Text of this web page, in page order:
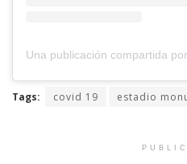
Tags: covid 19 estadio